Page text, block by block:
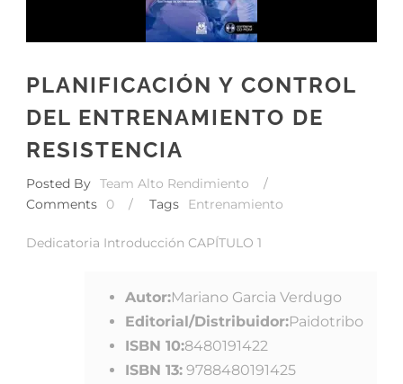
PLANIFICACIÓN Y CONTROL
DEL ENTRENAMIENTO DE
RESISTENCIA
Posted By Team Alto Rendimiento
/
Comments
0 / Tags Entrenamiento
Dedicatoria Introducción CAPÍTULO 1
Autor:Mariano Garcia Verdugo
Editorial/Distribuidor:Paidotribo
ISBN 10:8480191422
ISBN 13: 9788480191425